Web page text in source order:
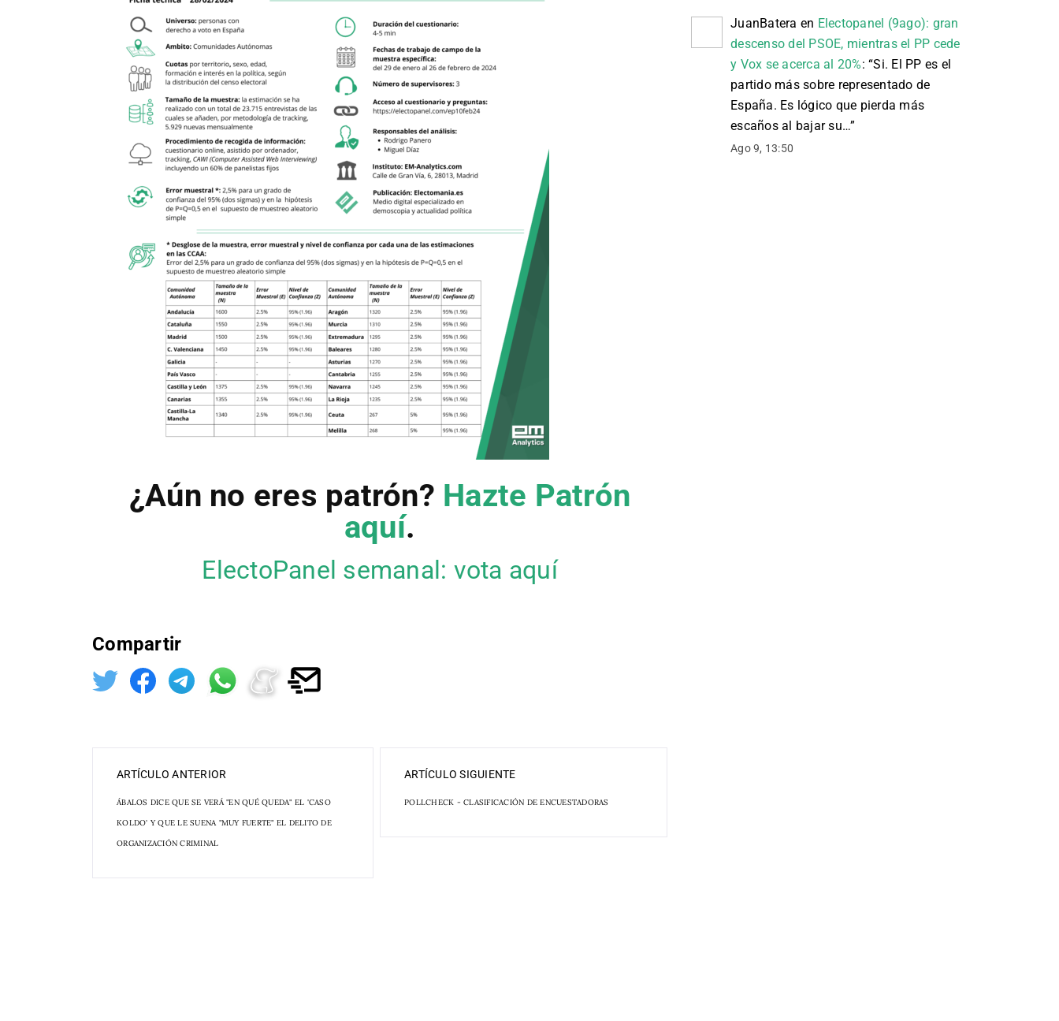
¿Aún no eres patrón? Hazte Patrón
aquí.
ElectoPanel semanal: vota aquí
Compartir
ARTÍCULO ANTERIOR
ÁBALOS DICE QUE SE VERÁ "EN QUÉ QUEDA" EL 'CASO
KOLDO' Y QUE LE SUENA "MUY FUERTE" EL DELITO DE
ORGANIZACIÓN CRIMINAL
ARTÍCULO SIGUIENTE
POLLCHECK - CLASIFICACIÓN DE ENCUESTADORAS
JuanBatera en Electopanel (9ago): gran
descenso del PSOE, mientras el PP cede
y Vox se acerca al 20%: “Si. El PP es el
partido más sobre representado de
España. Es lógico que pierda más
escaños al bajar su…”
Ago 9, 13:50